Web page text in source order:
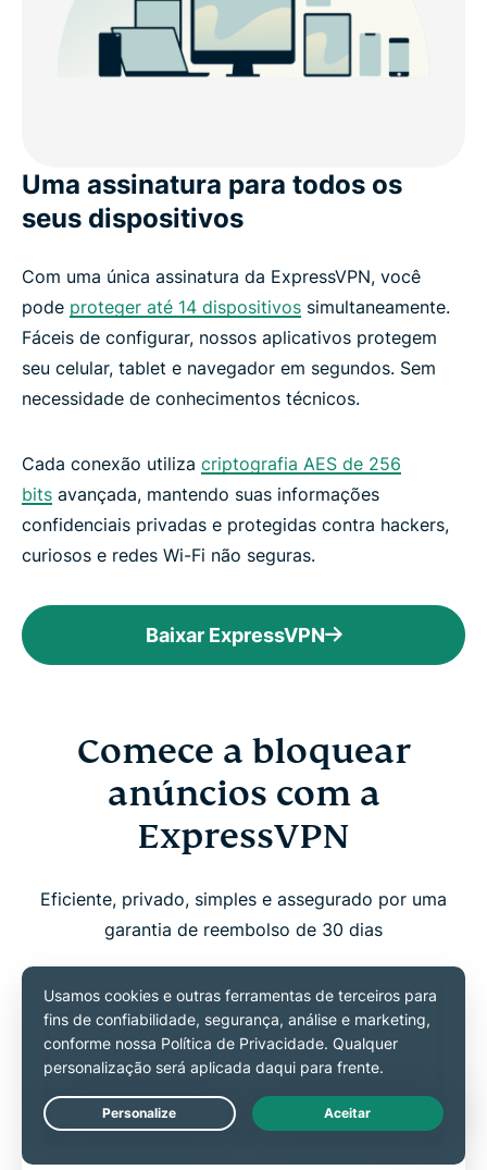
Uma assinatura para todos os
seus dispositivos
Com uma única assinatura da ExpressVPN, você
pode proteger até 14 dispositivos simultaneamente.
Fáceis de configurar, nossos aplicativos protegem
seu celular, tablet e navegador em segundos. Sem
necessidade de conhecimentos técnicos.
Cada conexão utiliza criptografia AES de 256
bits avançada, mantendo suas informações
confidenciais privadas e protegidas contra hackers,
curiosos e redes Wi-Fi não seguras.
Baixar ExpressVPN
Comece a bloquear
anúncios com a
ExpressVPN
Eficiente, privado, simples e assegurado por uma
garantia de reembolso de 30 dias
Live Chat